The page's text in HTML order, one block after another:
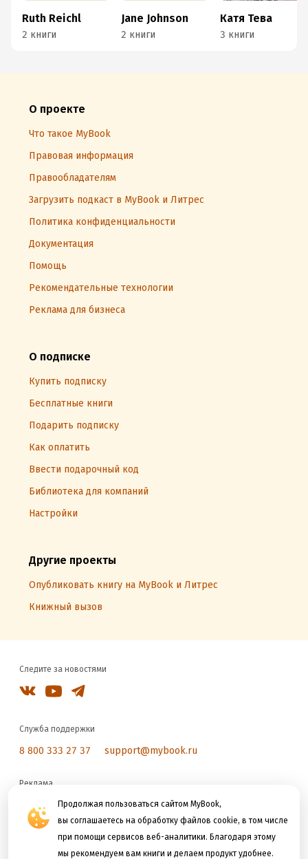
Продолжая пользоваться сайтом MyBook,
вы соглашаетесь на обработку файлов cookie, в том числе
при помощи сервисов веб-аналитики. Благодаря этому
мы рекомендуем вам книги и делаем продукт удобнее.
Ruth Reichl
2 книги
Jane Johnson
2 книги
Катя Тева
3 книги
О проекте
Что такое MyBook
Правовая информация
Правообладателям
Загрузить подкаст в MyBook и Литрес
Политика конфиденциальности
Документация
Помощь
Рекомендательные технологии
Реклама для бизнеса
О подписке
Купить подписку
Бесплатные книги
Подарить подписку
Как оплатить
Ввести подарочный код
Библиотека для компаний
Настройки
Другие проекты
Опубликовать книгу на MyBook и Литрес
Книжный вызов
Следите за новостями
Служба поддержки
8 800 333 27 37 support@mybook.ru
Реклама
reklama@litres.ru
Мы принимаем к оплате